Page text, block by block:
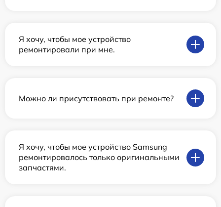
Я хочу, чтобы мое устройство
ремонтировали при мне.
Можно ли присутствовать при ремонте?
Я хочу, чтобы мое устройство Samsung
ремонтировалось только оригинальными
запчастями.